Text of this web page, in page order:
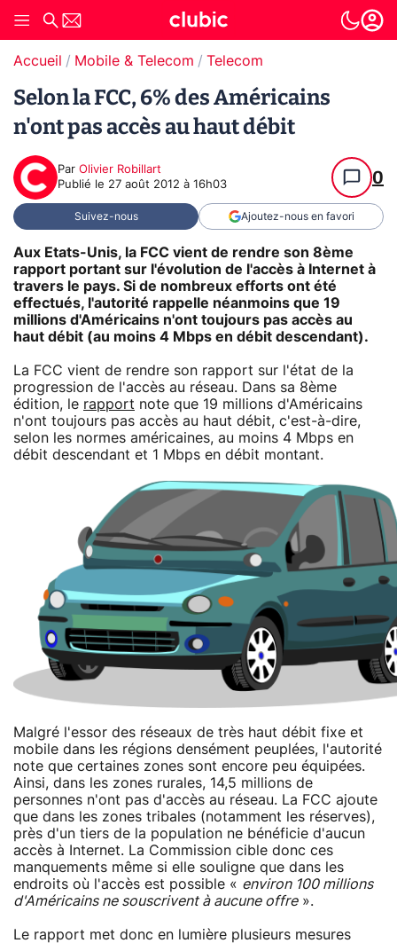
Accueil Mobile & Telecom Telecom
Selon la FCC, 6% des Américains
n'ont pas accès au haut débit
Par Olivier Robillart
Publié le 27 août 2012 à 16h03 0
Suivez-nous Ajoutez-nous en favori
Aux Etats-Unis, la FCC vient de rendre son 8ème
rapport portant sur l'évolution de l'accès à Internet à
travers le pays. Si de nombreux efforts ont été
effectués, l'autorité rappelle néanmoins que 19
millions d'Américains n'ont toujours pas accès au
haut débit (au moins 4 Mbps en débit descendant).
La FCC vient de rendre son rapport sur l'état de la
progression de l'accès au réseau. Dans sa 8ème
édition, le rapport note que 19 millions d'Américains
n'ont toujours pas accès au haut débit, c'est-à-dire,
selon les normes américaines, au moins 4 Mbps en
débit descendant et 1 Mbps en débit montant.
Malgré l'essor des réseaux de très haut débit fixe et
mobile dans les régions densément peuplées, l'autorité
note que certaines zones sont encore peu équipées.
Ainsi, dans les zones rurales, 14,5 millions de
personnes n'ont pas d'accès au réseau. La FCC ajoute
que dans les zones tribales (notamment les réserves),
près d'un tiers de la population ne bénéficie d'aucun
accès à Internet. La Commission cible donc ces
manquements même si elle souligne que dans les
endroits où l'accès est possible « environ 100 millions
d'Américains ne souscrivent à aucune offre».
Le rapport met donc en lumière plusieurs mesures